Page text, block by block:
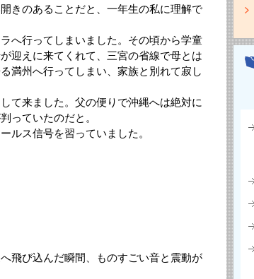
きのあることだと、一年生の私に理解で
へ行ってしまいました。その頃から学童
迎えに来てくれて、三宮の省線で母とは
満州へ行ってしまい、家族と別れて寂し
て来ました。父の便りで沖縄へは絶対に
っていたのだと。
ルス信号を習っていました。
飛び込んだ瞬間、ものすごい音と震動が